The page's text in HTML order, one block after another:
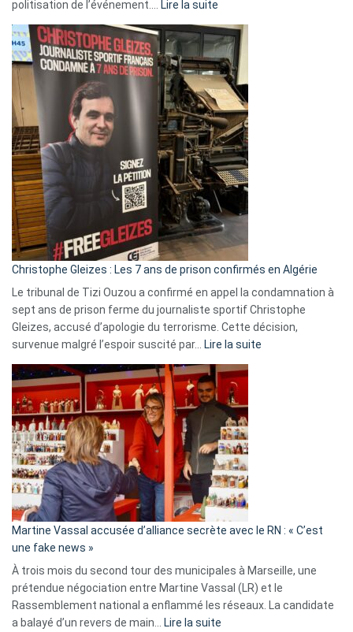
politisation de l’événement.… Lire la suite
Eurovision
2026
:
Pays-
Bas,
Espagne,
Irlande
et
Slovénie
rejettent
la
présence
d’Israël
Christophe Gleizes : Les 7 ans de prison confirmés en Algérie
Le tribunal de Tizi Ouzou a confirmé en appel la condamnation à
sept ans de prison ferme du journaliste sportif Christophe
Gleizes, accusé d’apologie du terrorisme. Cette décision,
survenue malgré l’espoir suscité par… Lire la suite
Algérie
Martine Vassal accusée d’alliance secrète avec le RN : « C’est
une fake news »
À trois mois du second tour des municipales à Marseille, une
prétendue négociation entre Martine Vassal (LR) et le
Rassemblement national a enflammé les réseaux. La candidate
a balayé d’un revers de main… Lire la suite